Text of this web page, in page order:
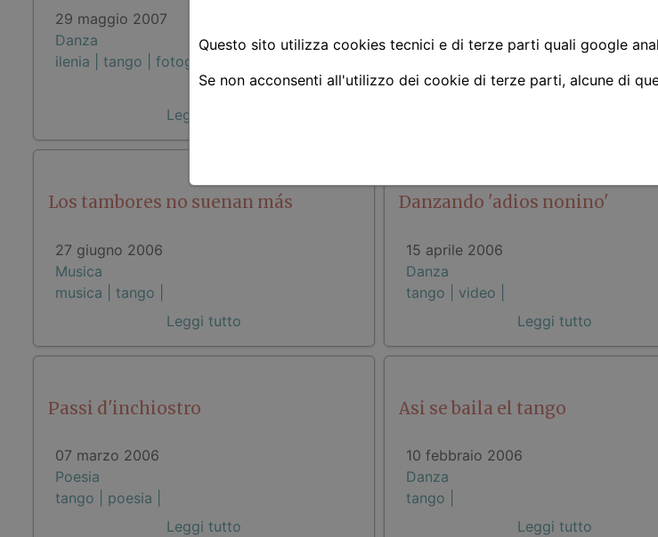
29 maggio 2007
Danza
ilenia | tango | fotografia |
Leggi tutto
27 aprile 2007
tango |
Los tambores no suenan más
27 giugno 2006
Musica
musica | tango |
Leggi tutto
Danzando 'adios nonino'
15 aprile 2006
Danza
tango | video |
Leggi tutto
Passi d'inchiostro
07 marzo 2006
Poesia
tango | poesia |
Leggi tutto
Asi se baila el tango
10 febbraio 2006
Danza
tango |
Leggi tutto
Questo sito utilizza cookies tecnici e di terze parti quali google
Se non acconsenti all'utilizzo dei cookie di terze parti, alcune di